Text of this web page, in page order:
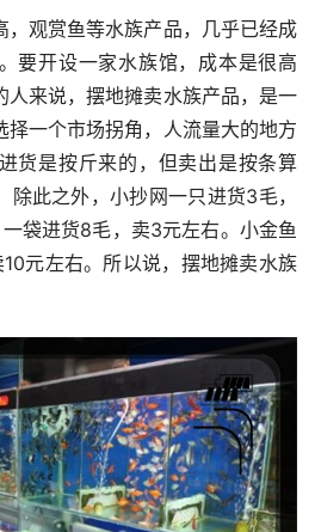
，观赏鱼等水族产品，几乎已经成
要开设一家水族馆，成本是很高
人来说，摆地摊卖水族产品，是一
择一个市场拐角，人流量大的地方
货是按斤来的，但卖出是按条算
此之外，小抄网一只进货3毛，
袋进货8毛，卖3元左右。小金鱼
元左右。所以说，摆地摊卖水族